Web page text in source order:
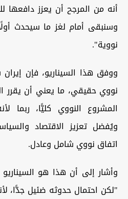
أنه من المرجح أن يعزز دافعها
وسنبقى أمام لغز ما سيحدث
نووية".
ووفق هذا السيناريو، فإن
نووي حقيقي، ما يعني أن يقرر
المشروع النووي كليًّا، ربما
ويُفضل تعزيز الاقتصاد
اتفاق نووي شامل وعادل.
وأشار إلى أن هذا هو
"لكن احتمال حدوثه ضئيل جدًّا،